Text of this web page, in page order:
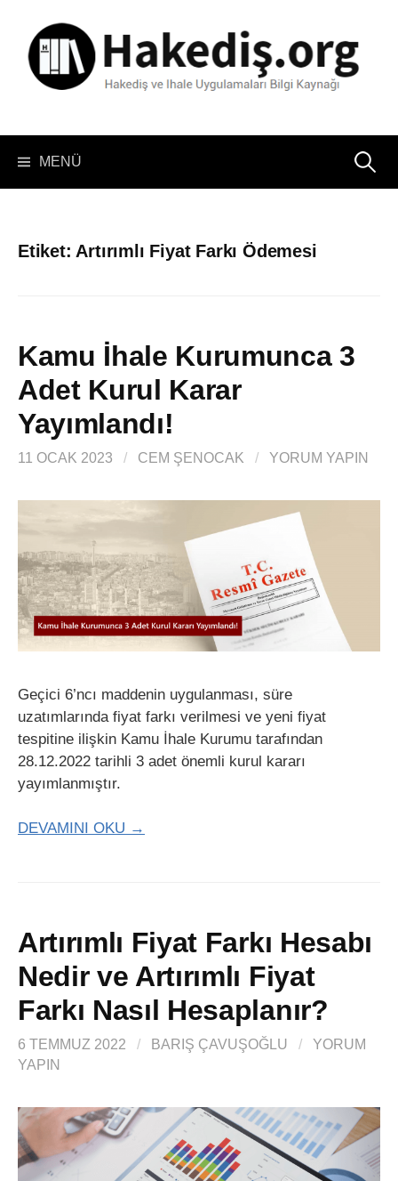
MENÜ Arama:
Etiket: Artırımlı Fiyat Farkı Ödemesi
Kamu İhale Kurumunca 3
Adet Kurul Karar
Yayımlandı!
11 OCAK 2023 / CEM ŞENOCAK / YORUM YAPIN
Geçici 6’ncı maddenin uygulanması, süre
uzatımlarında fiyat farkı verilmesi ve yeni fiyat
tespitine ilişkin Kamu İhale Kurumu tarafından
28.12.2022 tarihli 3 adet önemli kurul kararı
yayımlanmıştır.
DEVAMINI OKU →
Artırımlı Fiyat Farkı Hesabı
Nedir ve Artırımlı Fiyat
Farkı Nasıl Hesaplanır?
6 TEMMUZ 2022 / BARIŞ ÇAVUŞOĞLU /
YORUM
YAPIN